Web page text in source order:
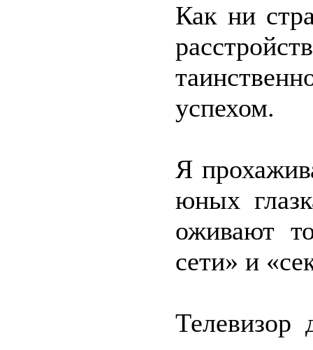
Как ни
успехом.
Я
юных
оживают
сети» и